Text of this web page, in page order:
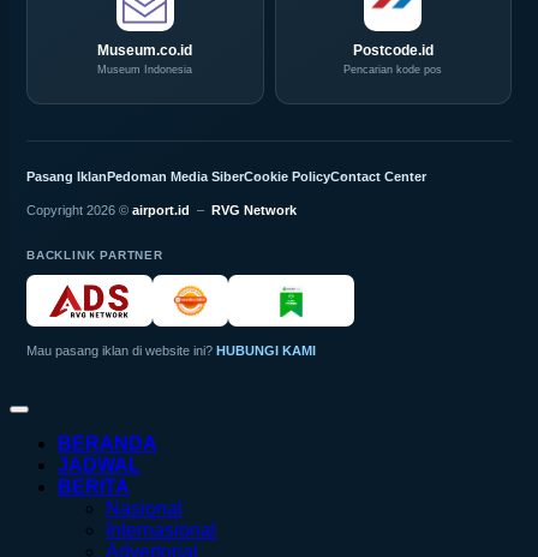
Museum.co.id
Museum Indonesia
Postcode.id
Pencarian kode pos
Pasang IklanPedoman Media SiberCookie PolicyContact Center
Copyright 2026 © airport.id – RVG Network
BACKLINK PARTNER
Mau pasang iklan di website ini? HUBUNGI KAMI
BERANDA
JADWAL
BERITA
Nasional
Internasional
Advertorial